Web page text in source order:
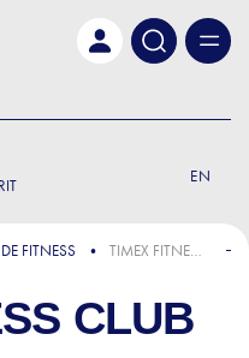
EN
FITNESS TIMEX FITNESS CLUB
CLUB